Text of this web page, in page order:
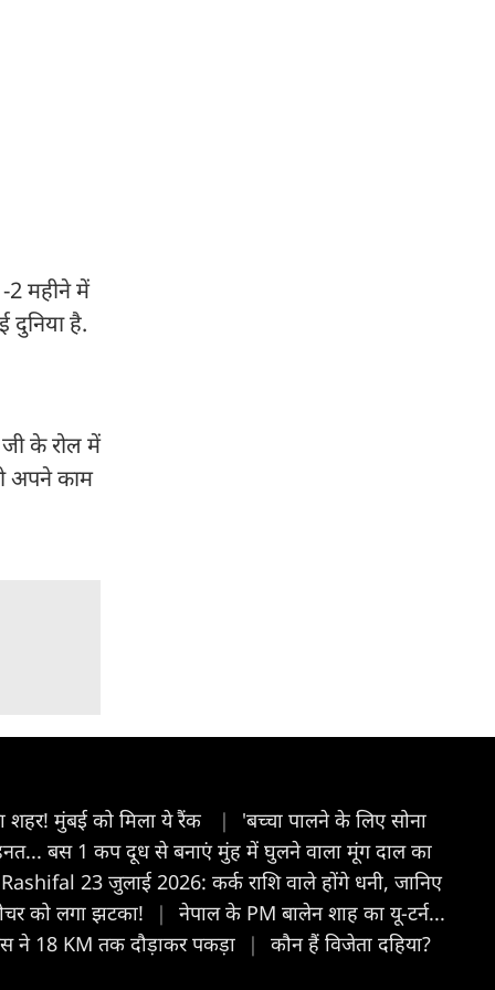
2 महीने में
है.
के रोल में
अपने काम
शहर! मुंबई को मिला ये रैंक |
'बच्चा पालने के लिए सोना
बस 1 कप दूध से बनाएं मुंह में घुलने वाला मूंग दाल का
23 जुलाई 2026: कर्क राशि वाले होंगे धनी, जानिए
को लगा झटका! |
नेपाल के PM बालेन शाह का यू-टर्न...
ने 18 KM तक दौड़ाकर पकड़ा |
कौन हैं विजेता दहिया?